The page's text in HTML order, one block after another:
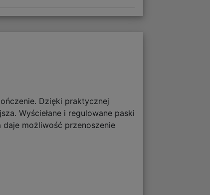
Dzięki praktycznej
Wyściełane i regulowane paski
możliwość przenoszenie